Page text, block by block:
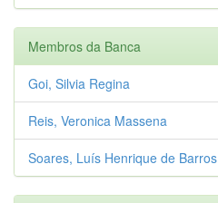
Membros da Banca
Goi, Silvia Regina
Reis, Veronica Massena
Soares, Luís Henrique de Barros